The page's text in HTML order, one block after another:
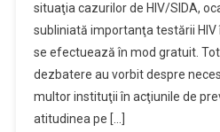
situaţia cazurilor de HIV/SIDA,
subliniată importanţa testării HIV
se efectuează în mod gratuit.
dezbatere au vorbit despre
multor instituţii în acţiunile de
atitudinea pe […]